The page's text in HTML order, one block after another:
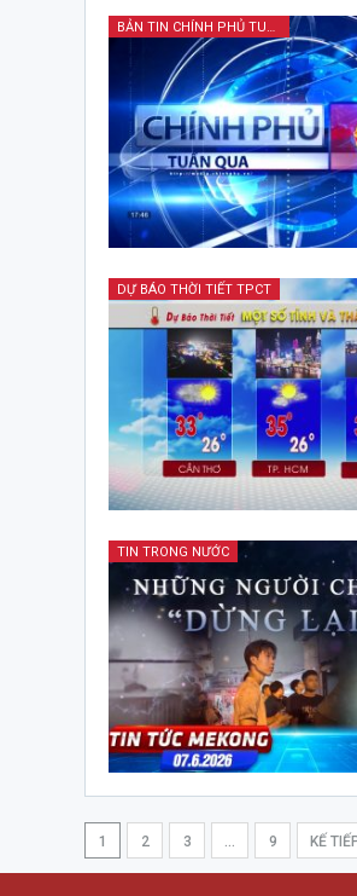
DỰ BÁO THỜI TIẾT TPCT
TIN TRONG NƯỚC
1 2 3 9 KẾ